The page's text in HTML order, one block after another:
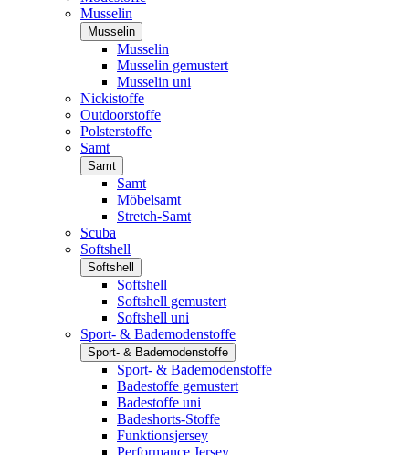
Musselin
Musselin
Musselin
Musselin gemustert
Musselin uni
Nickistoffe
Outdoorstoffe
Polsterstoffe
Samt
Samt
Samt
Möbelsamt
Stretch-Samt
Scuba
Softshell
Softshell
Softshell
Softshell gemustert
Softshell uni
Sport- & Bademodenstoffe
Sport- & Bademodenstoffe
Sport- & Bademodenstoffe
Badestoffe gemustert
Badestoffe uni
Badeshorts-Stoffe
Funktionsjersey
Performance Jersey